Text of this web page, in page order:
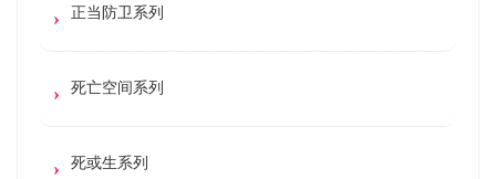
正当防卫系列
死亡空间系列
死或生系列